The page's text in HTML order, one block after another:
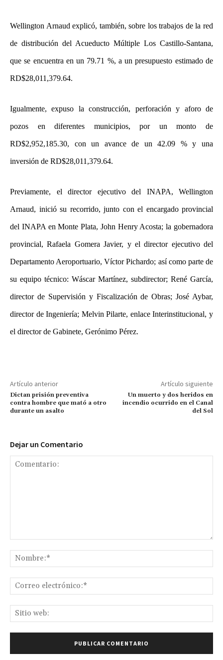
Wellington Arnaud explicó, también, sobre los trabajos de la red
de distribución del Acueducto Múltiple Los Castillo-Santana,
que se encuentra en un 79.71 %, a un presupuesto estimado de
RD$28,011,379.64.
Igualmente, expuso la construcción, perforación y aforo de
pozos en diferentes municipios, por un monto de
RD$2,952,185.30, con un avance de un 42.09 % y una
inversión de RD$28,011,379.64.
Previamente, el director ejecutivo del INAPA, Wellington
Arnaud, inició su recorrido, junto con el encargado provincial
del INAPA en Monte Plata, John Henry Acosta; la gobernadora
provincial, Rafaela Gomera Javier, y el director ejecutivo del
Departamento Aeroportuario, Víctor Pichardo; así como parte de
su equipo técnico: Wáscar Martínez, subdirector; René García,
director de Supervisión y Fiscalización de Obras; José Aybar,
director de Ingeniería; Melvin Pilarte, enlace Interinstitucional, y
el director de Gabinete, Gerónimo Pérez.
Artículo anterior
Dictan prisión preventiva
contra hombre que mató a otro
durante un asalto
Artículo siguiente
Un muerto y dos heridos en
incendio ocurrido en el Canal
del Sol
Dejar un Comentario